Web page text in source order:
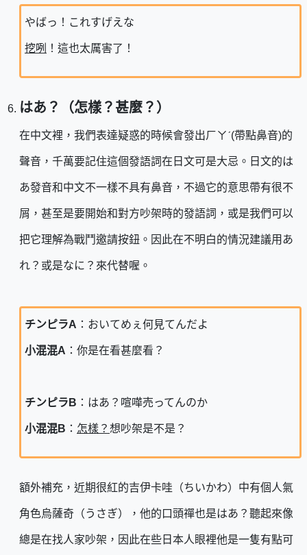
やばっ！これすげえな
挖咧 ！這也太厲害了！
はあ？（怎樣？甚麼？）
在中文裡，我們表達疑惑的時候會發出ㄏㄚˊ(帶點鼻音)的
聲音，千萬要記住這個發語詞在日文可是大忌。日文的は
あ發音和中文不一樣不具有鼻音，不過它的意思帶有很不
屑，甚至是要開始和對方吵架時的發語詞，或是我們可以
把它理解為戰鬥邀請按鈕。因此在不明白的情況建議用あ
れ？或是なに？來代替喔。
チンピラA ：おいてめぇ何見てんだよ
小混混A ：你是在看甚麼看？
チンピラB ：はあ？喧嘩売ってんのか
小混混B ： 怎樣？ 想吵架是不是？
額外補充，近期很紅的吉伊卡哇（ちいかわ）中有個人氣
角色烏薩奇（うさぎ），他的口頭禪也是はあ？聽起來像
總是在找人家吵架，因此在些日本人眼裡他是一隻有點可